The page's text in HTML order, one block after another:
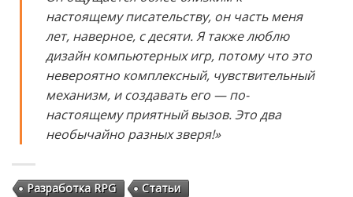
настоящему писательству, он часть меня
лет, наверное, с десяти. Я также люблю
дизайн компьютерных игр, потому что это
невероятно комплексный, чувствительный
механизм, и создавать его — по-
настоящему приятный вызов. Это два
необычайно разных зверя!»
Разработка RPG Статьи